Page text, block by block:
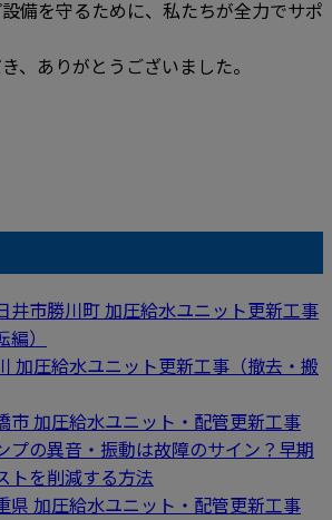
備を守るために、私たちが全力でサポ
、ありがとうございました。
井市勝川町 加圧給水ユニット更新工事
）
加圧給水ユニット更新工事（撤去・搬
市 加圧給水ユニット・配管更新工事
プの異音・振動は故障のサイン？早期
トを削減する方法
県 加圧給水ユニット・配管更新工事